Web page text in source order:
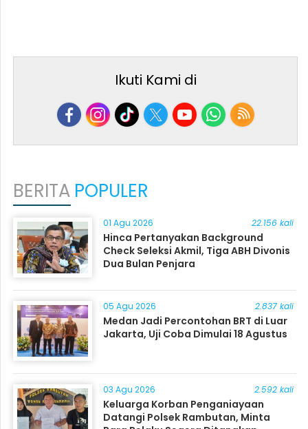
Ikuti Kami di
BERITA POPULER
01 Agu 2026 22.156 kali
Hinca Pertanyakan Background
Check Seleksi Akmil, Tiga ABH Divonis
Dua Bulan Penjara
05 Agu 2026 2.837 kali
Medan Jadi Percontohan BRT di Luar
Jakarta, Uji Coba Dimulai 18 Agustus
03 Agu 2026 2.592 kali
Keluarga Korban Penganiayaan
Datangi Polsek Rambutan, Minta